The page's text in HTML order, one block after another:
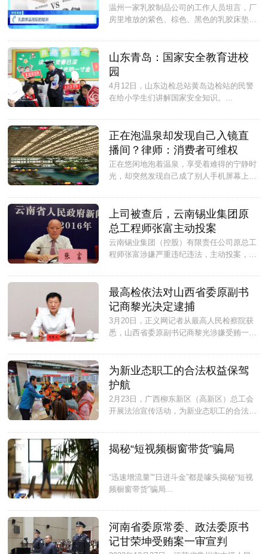
温州一家乳胶制品公司的工作人员坦言，厂
房里堆放的紫色、棕色、黑色的乳胶床垫、
用石墨烯、薰衣草等附加品去增加售卖点...
山东青岛：国家安全教育进校
园
​​​​​​​4月12日，山东边检总站黄岛边检站的民警
在给小学生们讲解国家安全知识。...
正在泡温泉却发现自己入镜直
播间？律师：消费者可维权
正在悠闲地泡着温泉，享受着难得的宁静时
光，却突然发现自己成了别人手机屏幕上
上的一幕。...
上司被查后，云南锡业集团原
总工程师张富主动投案
云南锡业集团（控股）有限责任公司原总工
程师张富涉嫌严重违纪违法，主动投案，目
司纪委纪律审查；经云南省监委交办红河州
监委，红河州监委交办个旧市监委，正接受
个旧市监委监察调查。...
最高检依法对山西省委原副书
记商黎光决定逮捕
3月20日，正义网记者从最高人民检察院获
悉，山西省委原副书记商黎光涉嫌受贿一
机关审查起诉。日前，最高人民检察院依法
以涉嫌受贿罪对商黎光作出逮捕决定。该案
正在进一步办理中。...
为新业态职工的合法权益保驾
护航
2月23日，广西柳东新区（高新区）总工会
开展法治宣传活动，为新业态职工的合法权
揭秘“短视频橱窗带货”骗局
“迅速增流量”“日进斗金”都是噱头揭秘“短视
频橱窗带货”骗局...
河南省委原常委、政法委原书
记甘荣坤受贿案一审宣判